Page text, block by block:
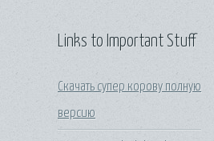
Links to Important Stuff
Скачать супер корову полную
версию